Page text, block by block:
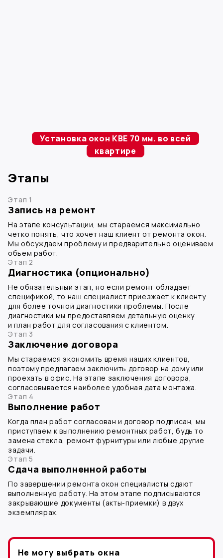
Установка окон KBE 70 мм. во всей
квартире
Этапы
Этап 1
Запись на ремонт
На этапе консультации, мы стараемся максимально
четко понять, что хочет наш клиент от ремонта окон.
Мы обсуждаем проблему и предварительно оцениваем
объем работ.
Этап 2
Диагностика (опционально)
Не обязательный этап, но если ремонт обладает
спецификой, то наш специалист приезжает к клиенту
для более точной диагностики проблемы. После
диагностики мы предоставляем детальную оценку
и план работ для согласования с клиентом.
Этап 3
Заключение договора
Мы стараемся экономить время наших клиентов,
поэтому предлагаем заключить договор на дому или
проехать в офис. На этапе заключения договора,
согласовывается наиболее удобная дата монтажа.
Этап 4
Выполнение работ
Когда план работ согласован и договор подписан, мы
приступаем к выполнению ремонтных работ, будь то
замена стекла, ремонт фурнитуры или любые другие
задачи.
Этап 5
Сдача выполненной работы
По завершении ремонта окон специалисты сдают
выполненную работу. На этом этапе подписываются
закрывающие документы (акты-приемки) в двух
экземплярах.
Не могу выбрать окна